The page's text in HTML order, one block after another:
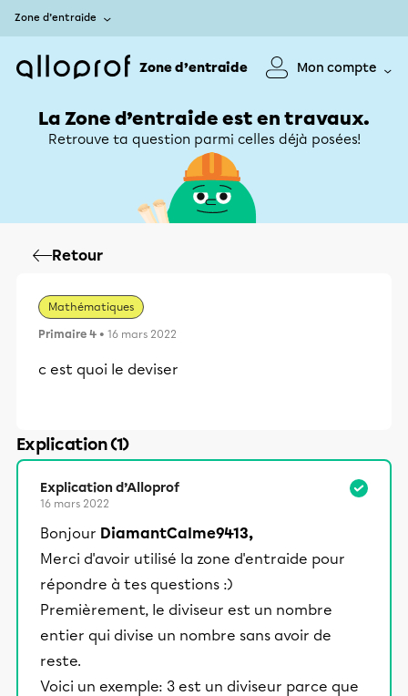
Zone d’entraide
Zone d’entraide Mon compte
La Zone d’entraide est en travaux.
Retrouve ta question parmi celles déjà posées!
Retour
Mathématiques
Primaire 4 • 16 mars 2022
c est quoi le deviser
Explication (1)
Explication d’Alloprof
16 mars 2022
Bonjour DiamantCalme9413,
Merci d'avoir utilisé la zone d'entraide pour
répondre à tes questions :)
Premièrement, le diviseur est un nombre
entier qui divise un nombre sans avoir de
reste.
Voici un exemple: 3 est un diviseur parce que